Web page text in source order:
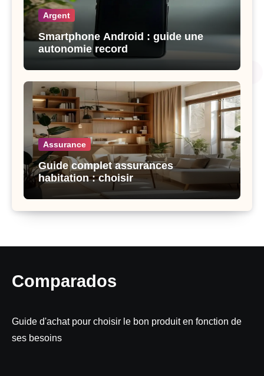
Argent
Smartphone Android : guide une
autonomie record
Assurance
Guide complet assurances
habitation : choisir
Comparados
Guide d'achat pour choisir le bon produit en fonction de
ses besoins